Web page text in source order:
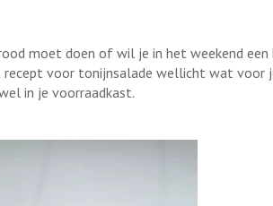
moet doen of wil je in het weekend een
voor tonijnsalade wellicht wat voor
in je voorraadkast.